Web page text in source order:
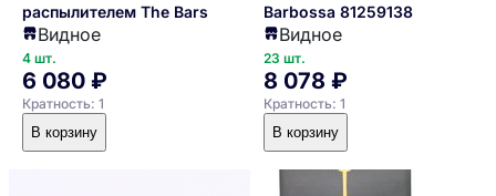
распылителем The Bars
Видное
4 шт.
6 080 ₽
Кратность: 1
В корзину
Barbossa 81259138
Видное
23 шт.
8 078 ₽
Кратность: 1
В корзину